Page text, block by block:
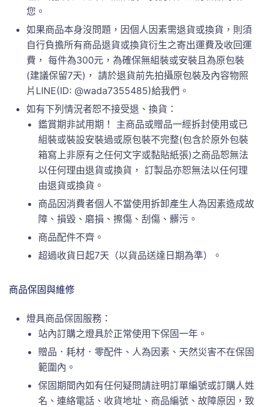
您。
如果商品本身沒問題，因個人因素需退貨或換貨，則須
自行負擔所有商品退貨或換貨衍生之寄出運費及收回運
費， 每件為300元，為確保無組裝或安裝且為原包裝
(建議保留7天)， 請於退貨前先拍攝原包裝及內容物照
片LINE(ID: @wada7355485)給我們。
如有下列情況者恕不接受退、換貨：
鑑賞期非試用期！ 主商品或贈品一經拆封使用或已
組裝或裝設安裝過或原包裝不完整(包含於原外包裝
箱寫上非原有之任何文字或黏貼紙張)之商品恕無法
以任何理由退貨或換貨， 訂製品亦恕無法以任何理
由退貨或換貨。
商品因消費者個人不當使用拆卸產生人為因素造成故
障、損毀、磨損、擦傷、刮傷、髒污。
商品配件不齊。
超過收貨日起7天（以貨品送達日期為準）。
商品保固與維修
燈具商品保固服務：
站內訂購之燈具於正常使用下保固一年。
贈品．耗材．零配件、人為因素、天然災害不在保固
範圍內。
保固期間內如有任何疑問請註明訂單編號或訂購人姓
名、連絡電話、收貨地址、商品編號、故障原因，致